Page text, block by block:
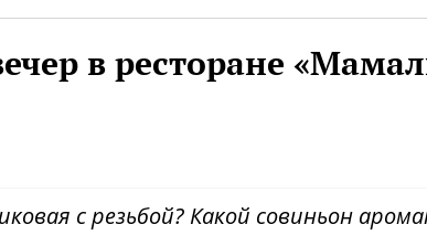
в ресторане
с резьбой? Какой совиньон